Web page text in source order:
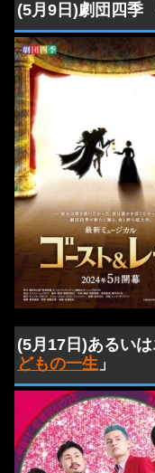
(5月9日)劇団四季
(5月17日)あるい
どもの一生 」